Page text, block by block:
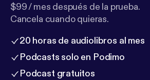
$99 / mes después de la prueba.
Cancela cuando quieras.
20 horas de audiolibros al mes
Podcasts solo en Podimo
Podcast gratuitos